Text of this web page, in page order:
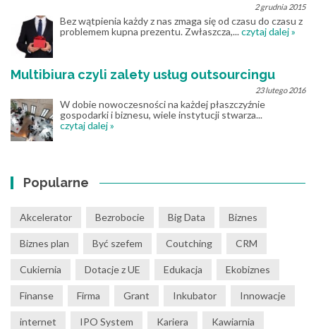
2 grudnia 2015
Bez wątpienia każdy z nas zmaga się od czasu do czasu z
problemem kupna prezentu. Zwłaszcza,...czytaj dalej »
Multibiura czyli zalety usług outsourcingu
23 lutego 2016
W dobie nowoczesności na każdej płaszczyźnie
gospodarki i biznesu, wiele instytucji stwarza...
czytaj dalej »
Popularne
Akcelerator Bezrobocie Big Data Biznes
Biznes plan Być szefem Coutching CRM
Cukiernia Dotacje z UE Edukacja Ekobiznes
Finanse Firma Grant Inkubator Innowacje
internet IPO System Kariera Kawiarnia